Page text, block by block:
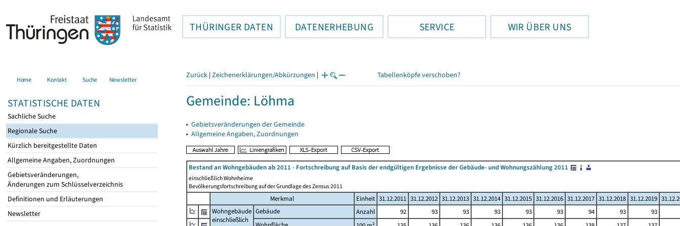
THÜRINGER DATEN DATENERHEBUNG SERVICE WIR ÜBER UNS
Home Kontakt Suche Newsletter
STATISTISCHE DATEN
Sachliche Suche
Regionale Suche
Kürzlich bereitgestellte Daten
Allgemeine Angaben, Zuordnungen
Gebietsveränderungen,
Änderungen zum Schlüsselverzeichnis
Definitionen und Erläuterungen
Newsletter
Zurück | Zeichenerklärungen/Abkürzungen | Tabellenköpfe verschoben?
Gemeinde: Löhma
▸ Gebietsveränderungen der Gemeinde
▸ Allgemeine Angaben, Zuordnungen
Bestand an Wohngebäuden ab 2011 - Fortschreibung auf Basis der endgültigen Ergebnisse der Gebäude- und Wohnungszählung 2011
einschließlich Wohnheime
Bevölkerungsfortschreibung auf der Grundlage des Zensus 2011
Merkmal Einheit 31.12.2011 31.12.2012 31.12.2013 31.12.2014 31.12.2015 31.12.2016 31.12.2017 31.12.2018 31.12.2019
Wohngebäude
einschließlich
Gebäude Anzahl 92 93 93 93 93 93 94 93
93